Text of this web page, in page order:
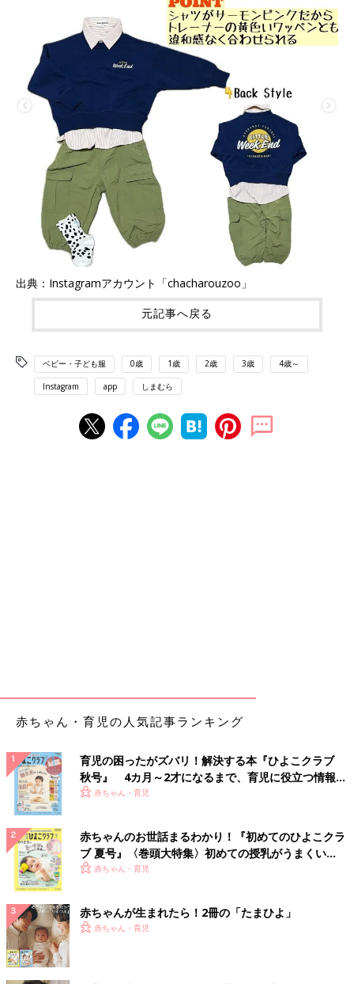
出典：Instagramアカウント「chacharouzoo」
元記事へ戻る
ベビー・子ども服 0歳 1歳 2歳 3歳 4歳～
Instagram app しまむら
赤ちゃん・育児の人気記事ランキング
育児の困ったがズバリ！解決する本『ひよこクラブ
秋号』 4カ月～2才になるまで、育児に役立つ情報が
いっぱい！
赤ちゃん・育児
赤ちゃんのお世話まるわかり！『初めてのひよこクラ
ブ 夏号』〈巻頭大特集〉初めての授乳がうまくい
く！ おっぱい・ミルクの基本と夏のトラブル 解決テ
赤ちゃん・育児
赤ちゃんが生まれたら！2冊の「たまひよ」
赤ちゃん・育児